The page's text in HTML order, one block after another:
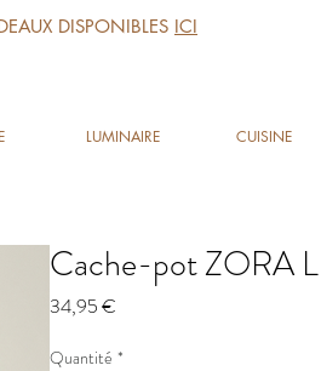
DISPONIBLES ICI
LUMINAIRE CUISINE
Cache-pot ZORA L
34,95 €
Quantité *